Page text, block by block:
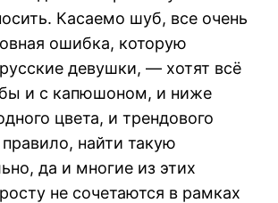
Касаемо шуб, все очень
ошибка, которую
девушки, — хотят всё
и с капюшоном, и ниже
цвета, и трендового
найти такую
да и многие из этих
не сочетаются в рамках